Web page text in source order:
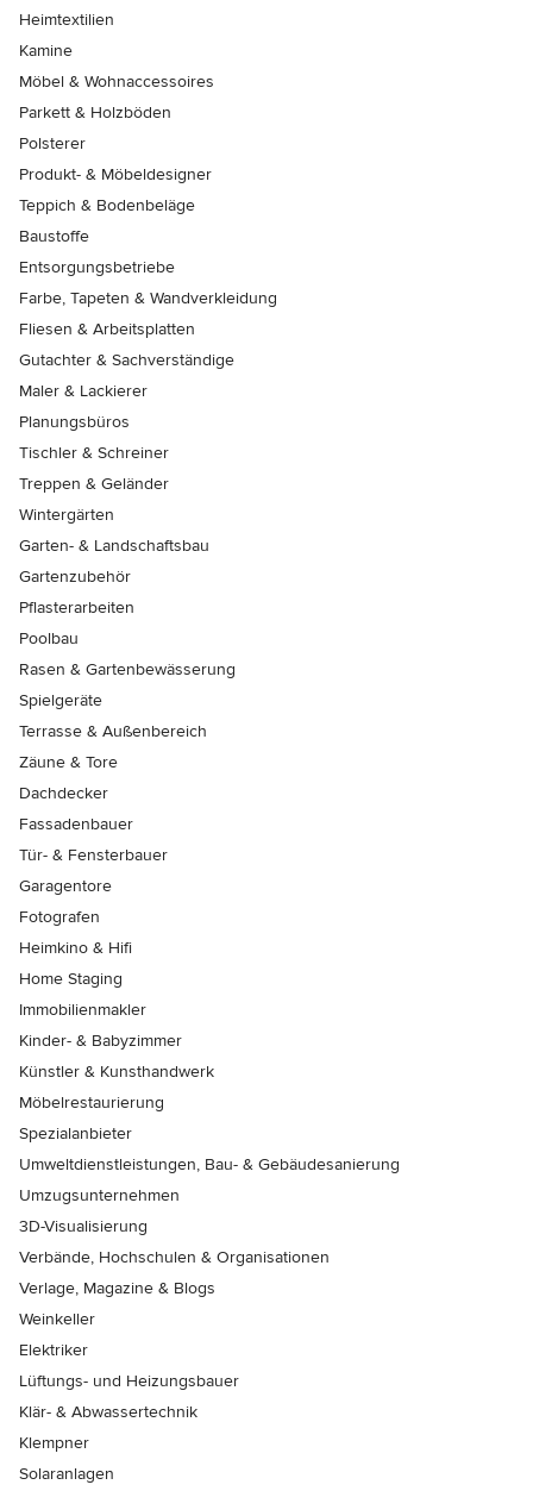
Heimtextilien
Kamine
Möbel & Wohnaccessoires
Parkett & Holzböden
Polsterer
Produkt- & Möbeldesigner
Teppich & Bodenbeläge
Baustoffe
Entsorgungsbetriebe
Farbe, Tapeten & Wandverkleidung
Fliesen & Arbeitsplatten
Gutachter & Sachverständige
Maler & Lackierer
Planungsbüros
Tischler & Schreiner
Treppen & Geländer
Wintergärten
Garten- & Landschaftsbau
Gartenzubehör
Pflasterarbeiten
Poolbau
Rasen & Gartenbewässerung
Spielgeräte
Terrasse & Außenbereich
Zäune & Tore
Dachdecker
Fassadenbauer
Tür- & Fensterbauer
Garagentore
Fotografen
Heimkino & Hifi
Home Staging
Immobilienmakler
Kinder- & Babyzimmer
Künstler & Kunsthandwerk
Möbelrestaurierung
Spezialanbieter
Umweltdienstleistungen, Bau- & Gebäudesanierung
Umzugsunternehmen
3D-Visualisierung
Verbände, Hochschulen & Organisationen
Verlage, Magazine & Blogs
Weinkeller
Elektriker
Lüftungs- und Heizungsbauer
Klär- & Abwassertechnik
Klempner
Solaranlagen